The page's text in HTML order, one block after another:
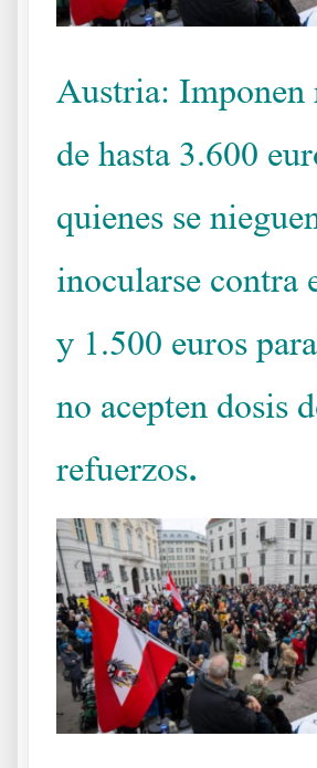
Austria: Imponen
de hasta 3.600
quienes se
inocularse contra
y 1.500 euros
no acepten dosis
refuerzos.